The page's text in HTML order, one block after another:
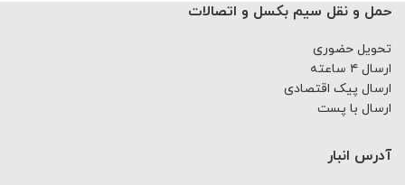
حمل و نقل سیم بکسل و اتصالات
تحویل حضوری
ارسال ۴ ساعته
ارسال پیک اقتصادی
ارسال با پست
آدرس انبار